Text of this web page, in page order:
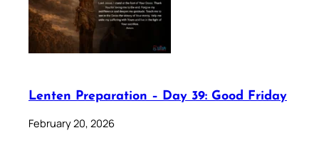
Lenten Preparation – Day 39: Good Friday
February 20, 2026